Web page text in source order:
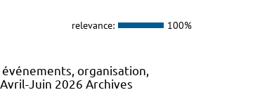
relevance: 100%
organisation,
Juin 2026 Archives